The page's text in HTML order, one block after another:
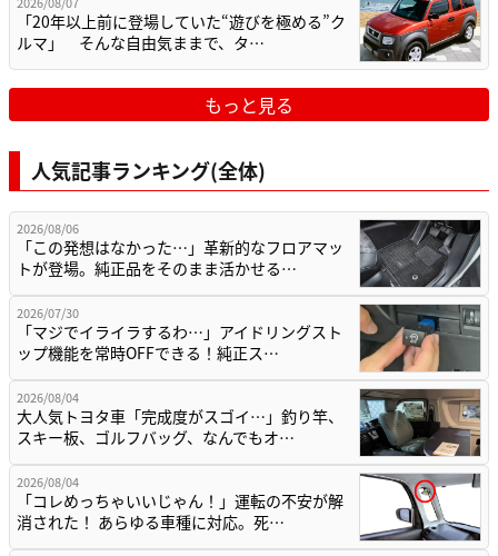
「20年以上前に登場していた“遊びを極める”ク
ルマ」 そんな自由気ままで、タ…
もっと見る
人気記事ランキング(全体)
2026/08/06
「この発想はなかった…」革新的なフロアマッ
トが登場。純正品をそのまま活かせる…
2026/07/30
「マジでイライラするわ…」アイドリングスト
ップ機能を常時OFFできる！純正ス…
2026/08/04
大人気トヨタ車「完成度がスゴイ…」釣り竿、
スキー板、ゴルフバッグ、なんでもオ…
2026/08/04
「コレめっちゃいいじゃん！」運転の不安が解
消された！ あらゆる車種に対応。死…